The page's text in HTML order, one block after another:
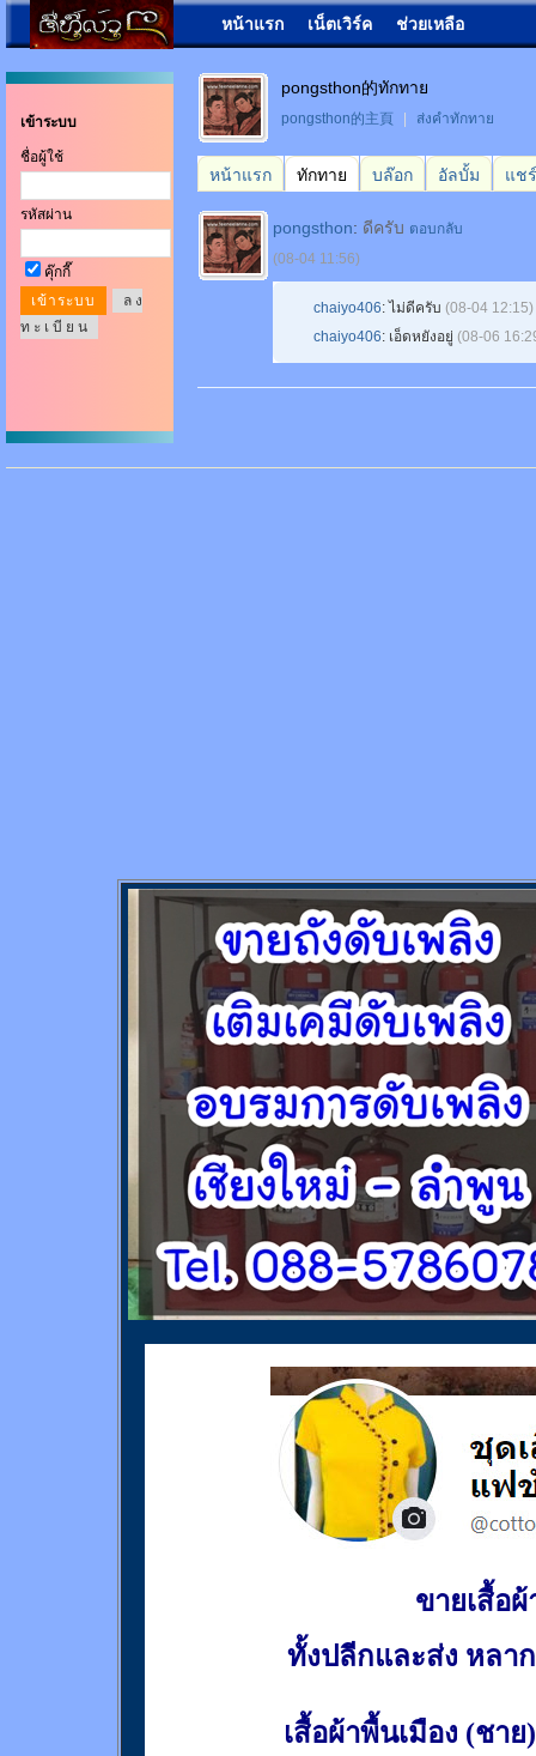
หน้าแรก เน็ตเวิร์ค ช่วยเหลือ
เข้าระบบ
ชื่อผู้ใช้
รหัสผ่าน
คุ๊กกี๊
ล ง
ท ะ เ บี ย น
pongsthon的ทักทาย
pongsthon的主頁 ส่งคำทักทาย
หน้าแรก ทักทาย บล๊อก อัลบั้ม แชร์
pongsthon: ดีครับ ตอบกลับ
(08-04 11:56)
chaiyo406: ไม่ดีครับ (08-04 12:15)
chaiyo406: เอ็ดหยังอยู่ (08-06
ขายเสื้อผ้
ทั้งปลีกและส่ง หลา
เสื้อผ้าพื้นเมือง (ชาย)